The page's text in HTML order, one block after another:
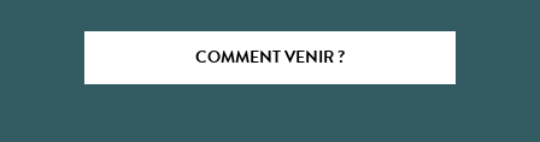
COMMENT VENIR ?